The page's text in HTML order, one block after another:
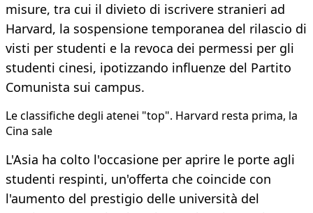
misure, tra cui il divieto di iscrivere stranieri ad
Harvard, la sospensione temporanea del rilascio di
visti per studenti e la revoca dei permessi per gli
studenti cinesi, ipotizzando influenze del Partito
Comunista sui campus.
Le classifiche degli atenei "top". Harvard resta prima, la
Cina sale
L'Asia ha colto l'occasione per aprire le porte agli
studenti respinti, un'offerta che coincide con
l'aumento del prestigio delle università del